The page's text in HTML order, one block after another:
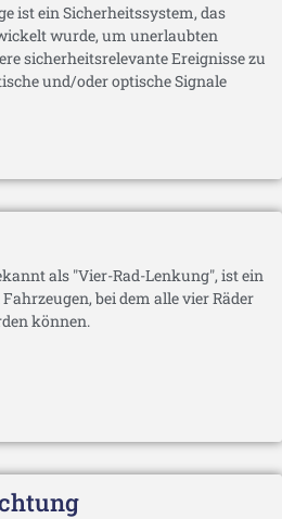
ist ein Sicherheitssystem, das
wurde, um unerlaubten
sicherheitsrelevante Ereignisse zu
und/oder optische Signale
als "Vier-Rad-Lenkung", ist ein
bei dem alle vier Räder
können.